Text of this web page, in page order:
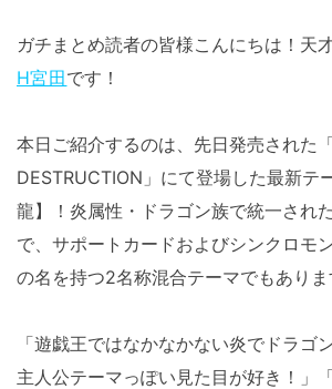
ガチまとめ読者の皆様こんにちは！天
H宮田です！
本日ご紹介するのは、先日発売された
DESTRUCTION」にて登場した最新
龍】！炎属性・ドラゴン族で統一され
で、サポートカードおよびシンクロモ
の名を持つ2名称混合テーマでもありま
「遊戯王ではなかなかない炎でドラゴ
主人公テーマっぽい見た目が好き！」